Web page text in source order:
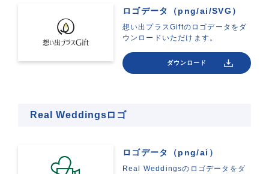
ロゴデータ（png/ai/SVG）
想い出プラスGiftのロゴデータをダ
ウンロードいただけます。
ダウンロード
Real Weddingsロゴ
ロゴデータ（png/ai）
Real Weddingsのロゴデータをダ